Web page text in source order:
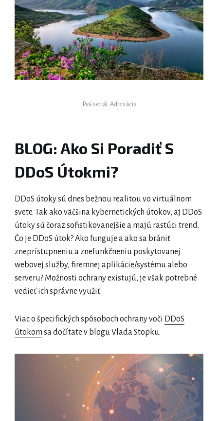
IPv6 seriál: Adresácia
BLOG: Ako Si Poradiť S
DDoS Útokmi?
DDoS útoky sú dnes bežnou realitou vo virtuálnom
svete. Tak ako väčšina kybernetických útokov, aj DDoS
útoky sú čoraz sofistikovanejšie a majú rastúci trend.
Čo je DDoS útok? Ako funguje a ako sa brániť
zneprístupneniu a znefunkčneniu poskytovanej
webovej služby, firemnej aplikácie/systému alebo
serveru? Možnosti ochrany existujú, je však potrebné
vedieť ich správne využiť.
Viac o špecifických spôsoboch ochrany voči DDoS
útokom sa dočítate v blogu Vlada Stopku.